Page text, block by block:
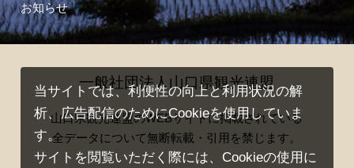
お知らせ
一般社団法人山口県観光連盟
山口県観光連盟のWEBサイトに掲載されている
全データについて無断転載・引用を禁じます。
当サイトでは、利便性の向上と利用状況の解
析、広告配信のためにCookieを使用していま
す。
サイトを閲覧いただく際には、Cookieの使用に